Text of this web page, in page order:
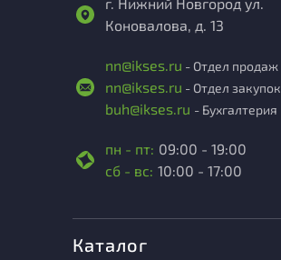
Коновалова, д. 13
nn@ikses.ru - Отдел продаж
nn@ikses.ru - Отдел закупок
buh@ikses.ru - Бухгалтерия
пн - пт: 09:00 - 19:00
сб - вс: 10:00 - 17:00
Каталог